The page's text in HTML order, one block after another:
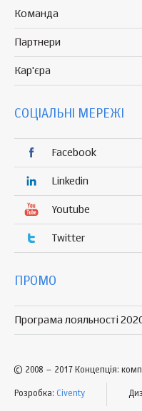
Команда
Партнери
Кар'єра
СОЦІАЛЬНІ МЕРЕЖІ
Facebook
Linkedin
Youtube
Twitter
ПРОМО
Програма лояльності
© 2008 – 2017 Концепція:
Розробка: Civenty